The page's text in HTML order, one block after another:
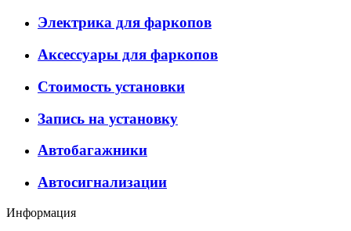
Электрика для фаркопов
Аксессуары для фаркопов
Стоимость установки
Запись на установку
Автобагажники
Автосигнализации
Информация